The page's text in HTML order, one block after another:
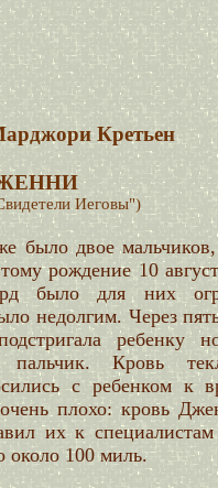
Кретьен
Иеговы")
было двое
рождение 10
было для них
недолгим. Через
ребенку
пальчик. Кровь
с ребенком к
плохо: кровь
их к
около 100 миль.